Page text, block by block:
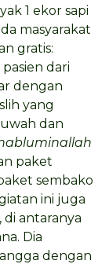
1 ekor sapi
masyarakat
gratis:
dari
dengan
yang
dan
paket
sembako
ini juga
antaranya
Dia
dengan